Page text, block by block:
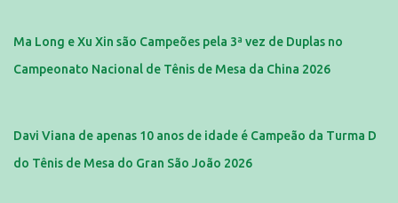
Ma Long e Xu Xin são Campeões pela 3ª vez de Duplas no
Campeonato Nacional de Tênis de Mesa da China 2026
Davi Viana de apenas 10 anos de idade é Campeão da Turma D
do Tênis de Mesa do Gran São João 2026